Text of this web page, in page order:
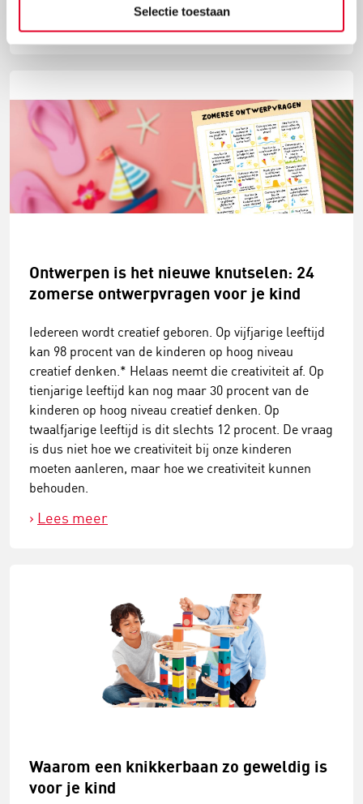
Selectie toestaan
Ontwerpen is het nieuwe knutselen: 24
zomerse ontwerpvragen voor je kind
Iedereen wordt creatief geboren. Op vijfjarige leeftijd
kan 98 procent van de kinderen op hoog niveau
creatief denken.* Helaas neemt die creativiteit af. Op
tienjarige leeftijd kan nog maar 30 procent van de
kinderen op hoog niveau creatief denken. Op
twaalfjarige leeftijd is dit slechts 12 procent. De vraag
is dus niet hoe we creativiteit bij onze kinderen
moeten aanleren, maar hoe we creativiteit kunnen
behouden.
Lees meer
Waarom een knikkerbaan zo geweldig is
voor je kind